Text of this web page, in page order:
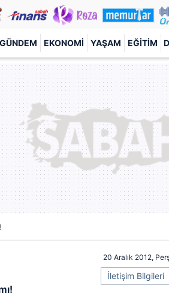
GÜNDEM EKONOMI YAŞAM EĞITIM
İletişim Bilgileri
20 Aralık 2012,